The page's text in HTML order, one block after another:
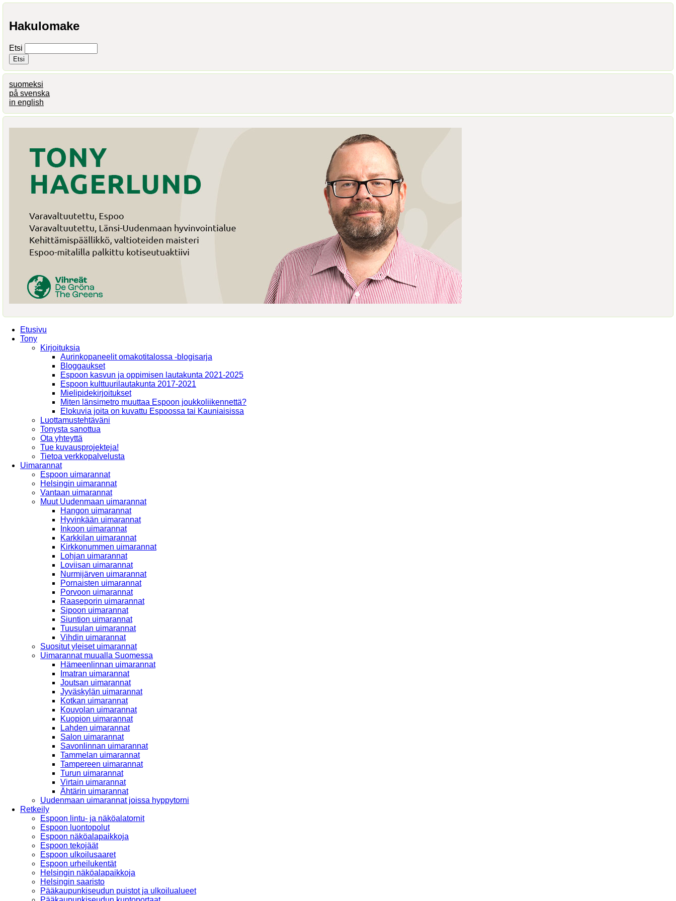
Hakulomake
Etsi
suomeksi
på svenska
in english
Etusivu
Tony
Kirjoituksia
Aurinkopaneelit omakotitalossa -blogisarja
Bloggaukset
Espoon kasvun ja oppimisen lautakunta 2021-2025
Espoon kulttuurilautakunta 2017-2021
Mielipidekirjoitukset
Miten länsimetro muuttaa Espoon joukkoliikennettä?
Elokuvia joita on kuvattu Espoossa tai Kauniaisissa
Luottamustehtäväni
Tonysta sanottua
Ota yhteyttä
Tue kuvausprojekteja!
Tietoa verkkopalvelusta
Uimarannat
Espoon uimarannat
Helsingin uimarannat
Vantaan uimarannat
Muut Uudenmaan uimarannat
Hangon uimarannat
Hyvinkään uimarannat
Inkoon uimarannat
Karkkilan uimarannat
Kirkkonummen uimarannat
Lohjan uimarannat
Loviisan uimarannat
Nurmijärven uimarannat
Pornaisten uimarannat
Porvoon uimarannat
Raaseporin uimarannat
Sipoon uimarannat
Siuntion uimarannat
Tuusulan uimarannat
Vihdin uimarannat
Suositut yleiset uimarannat
Uimarannat muualla Suomessa
Hämeenlinnan uimarannat
Imatran uimarannat
Joutsan uimarannat
Jyväskylän uimarannat
Kotkan uimarannat
Kouvolan uimarannat
Kuopion uimarannat
Lahden uimarannat
Salon uimarannat
Savonlinnan uimarannat
Tammelan uimarannat
Tampereen uimarannat
Turun uimarannat
Virtain uimarannat
Ähtärin uimarannat
Uudenmaan uimarannat joissa hyppytorni
Retkeily
Espoon lintu- ja näköalatornit
Espoon luontopolut
Espoon näköalapaikkoja
Espoon tekojäät
Espoon ulkoilusaaret
Espoon urheilukentät
Helsingin näköalapaikkoja
Helsingin saaristo
Pääkaupunkiseudun puistot ja ulkoilualueet